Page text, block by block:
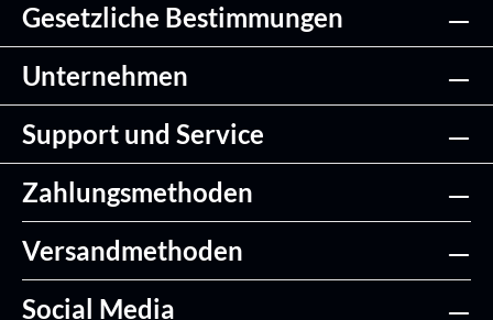
Gesetzliche Bestimmungen
Unternehmen
Support und Service
Zahlungsmethoden
Versandmethoden
Social Media